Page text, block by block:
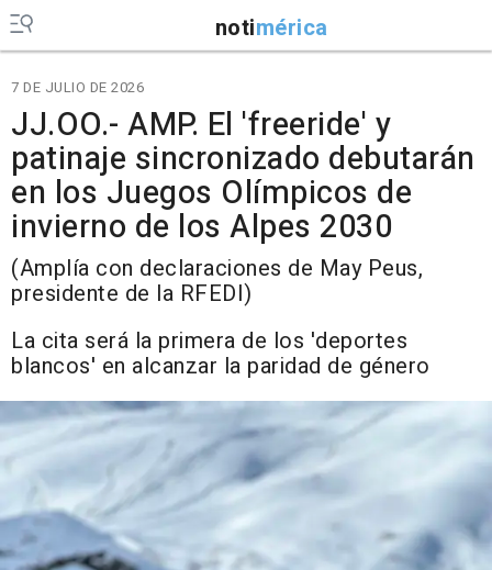
notimérica
7 DE JULIO DE 2026
JJ.OO.- AMP. El 'freeride' y
patinaje sincronizado debutarán
en los Juegos Olímpicos de
invierno de los Alpes 2030
(Amplía con declaraciones de May Peus,
presidente de la RFEDI)
La cita será la primera de los 'deportes
blancos' en alcanzar la paridad de género